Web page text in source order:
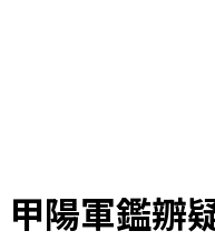
甲陽軍鑑辧